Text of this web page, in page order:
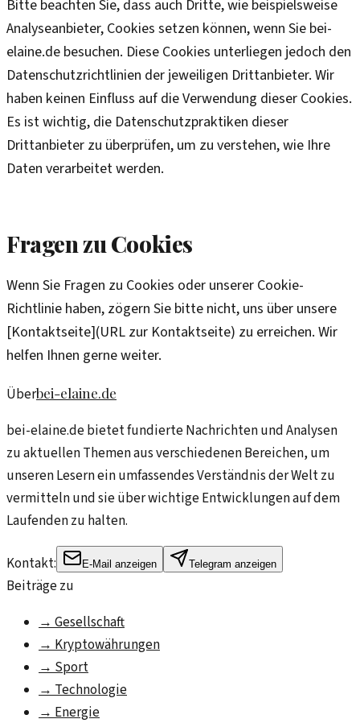
Bitte beachten Sie, dass auch Dritte, wie beispielsweise
Analyseanbieter, Cookies setzen können, wenn Sie bei-
elaine.de besuchen. Diese Cookies unterliegen jedoch den
Datenschutzrichtlinien der jeweiligen Drittanbieter. Wir
haben keinen Einfluss auf die Verwendung dieser Cookies.
Es ist wichtig, die Datenschutzpraktiken dieser
Drittanbieter zu überprüfen, um zu verstehen, wie Ihre
Daten verarbeitet werden.
Fragen zu Cookies
Wenn Sie Fragen zu Cookies oder unserer Cookie-
Richtlinie haben, zögern Sie bitte nicht, uns über unsere
[Kontaktseite](URL zur Kontaktseite) zu erreichen. Wir
helfen Ihnen gerne weiter.
Überbei-elaine.de
bei-elaine.de bietet fundierte Nachrichten und Analysen
zu aktuellen Themen aus verschiedenen Bereichen, um
unseren Lesern ein umfassendes Verständnis der Welt zu
vermitteln und sie über wichtige Entwicklungen auf dem
Laufenden zu halten.
Kontakt: E-Mail anzeigen Telegram anzeigen
Beiträge zu
→ Gesellschaft
→ Kryptowährungen
→ Sport
→ Technologie
→ Energie